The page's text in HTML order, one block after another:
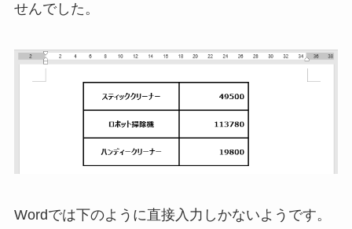
せんでした。
Wordでは下のように直接入力しかないようです。